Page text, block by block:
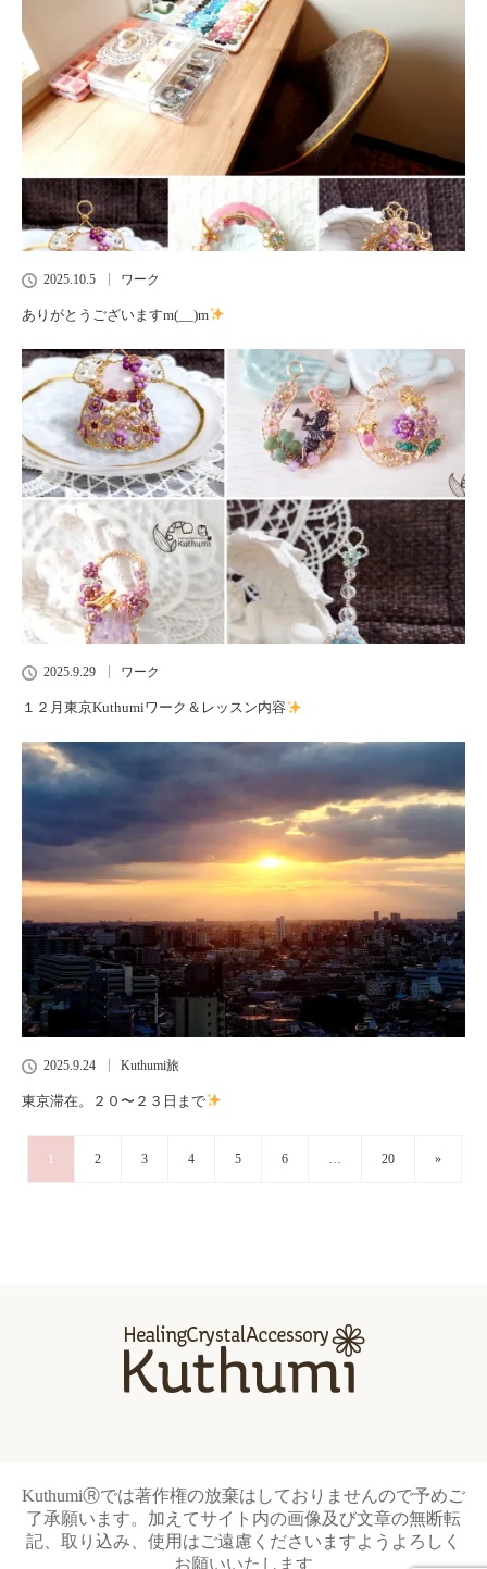
2025.10.5 ワーク
ありがとうございますm(__)m
2025.9.29 ワーク
１２月東京Kuthumiワーク＆レッスン内容
2025.9.24 Kuthumi旅
東京滞在。２０〜２３日まで
1 2 3 4 5 6 … 20 »
KuthumiⓇでは著作権の放棄はしておりませんので予めご
了承願います。加えてサイト内の画像及び文章の無断転
記、取り込み、使用はご遠慮くださいますようよろしく
お願いいたします